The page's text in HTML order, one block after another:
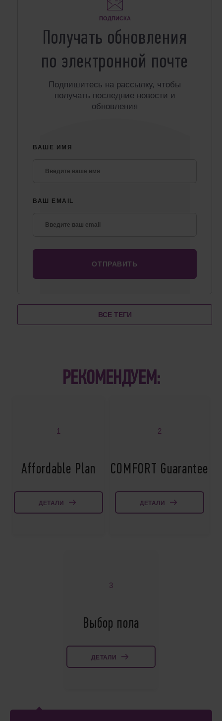
ПОДПИСКА
Получать обновления
по электронной почте
Подпишитесь на рассылку, чтобы
получать последние новости и
обновления
ВАШЕ ИМЯ
ВАШ EMAIL
ВСЕ ТЕГИ
РЕКОМЕНДУЕМ:
1
Affordable Plan
ДЕТАЛИ
2
COMFORT Guarantee
ДЕТАЛИ
3
Выбор пола
ДЕТАЛИ